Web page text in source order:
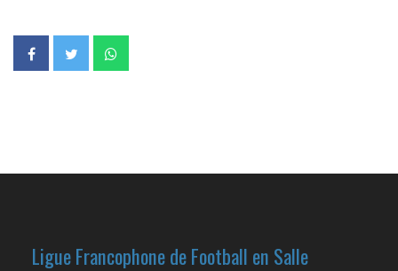
Ligue Francophone de Football en Salle